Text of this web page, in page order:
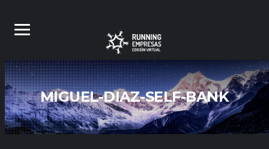
MIGUEL-DIAZ-SELF-BANK